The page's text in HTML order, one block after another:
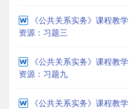
《公共关系实务》课程教学
资源：习题三
《公共关系实务》课程教学
资源：习题九
《公共关系实务》课程教学